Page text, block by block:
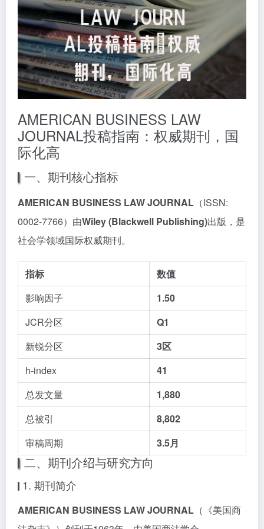
AMERICAN BUSINESS LAW
JOURNAL投稿指南：权威期刊，国
际化高
一、期刊核心指标
AMERICAN BUSINESS LAW JOURNAL （ISSN:
0002-7766）由Wiley (Blackwell Publishing)出版，是
社会学领域国际权威期刊。
指标
数值
影响因子
1.50
JCR分区
Q1
新锐分区
3区
h-index
41
总发文量
1,880
总被引
8,802
审稿周期
3.5月
二、期刊介绍与研究方向
1. 期刊简介
AMERICAN BUSINESS LAW JOURNAL （《美国商